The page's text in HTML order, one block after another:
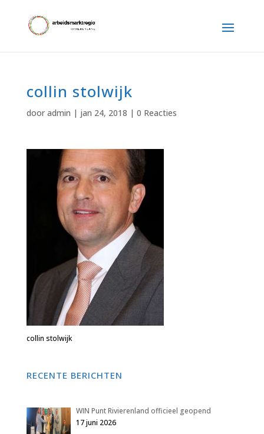
collin stolwijk
door admin | jan 24, 2018 | 0 Reacties
collin stolwijk
RECENTE BERICHTEN
WIN Punt Rivierenland officieel geopend
17 juni 2026